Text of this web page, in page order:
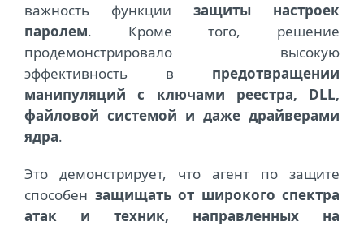
важность функции защиты настроек
паролем. Кроме того, решение
продемонстрировало высокую
эффективность в предотвращении
манипуляций с ключами реестра, DLL,
файловой системой и даже драйверами
ядра.
Это демонстрирует, что агент по защите
способен защищать от широкого спектра
атак и техник, направленных на